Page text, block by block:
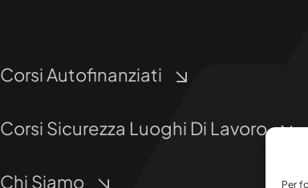
Per
Corsi Autofinanziati
Corsi Sicurezza Luoghi Di Lavoro
Chi Siamo